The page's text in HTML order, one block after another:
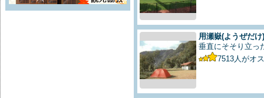
用瀬嶽(ようぜだ
垂直にそそり立っ
7513 人がオ